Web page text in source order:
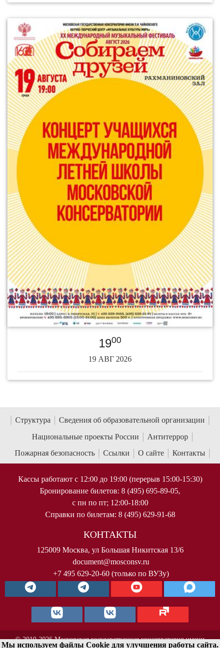
1900
19 АВГ 2026
Структура
Сведения об образовательной организации
Национальные проекты России
Антитеррор
Пожарная безопасность
Ссылки О сайте Контакты
Кассы работают с 12:00 до 19:00 (перерыв 15:00-15:30)
Бронирование билетов: 8 (495) 695-89-05,
с пн по пт; 12:00-18:00
Справки по билетам: 8 (495) 629-91-68
КОНТАКТЫ
125009 Москва, ул Большая Никитская 13/6
document@mosconsv.ru
+7 495 629-20-60 (только по ВУЗу)
© 2010-2026 Московская государственная консерватория имени
Мы используем файлы Cookie для улучшения работы сайта.